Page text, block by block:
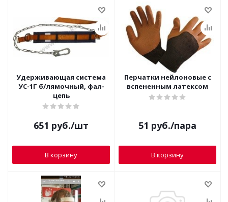
Удерживающая система
УС-1Г б/лямочный, фал-
цепь
651 руб./шт
В корзину
Перчатки нейлоновые с
вспененным латексом
51 руб./пара
В корзину